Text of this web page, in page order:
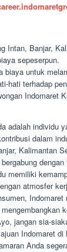
Intan, Banjar,
sepeserpun.
biaya untuk
hati terhadap
Indomaret
adalah individu
dalam
Kalimantan
memiliki
atmosfer
Indomaret
jangan sia-
Indomaret di
Anda